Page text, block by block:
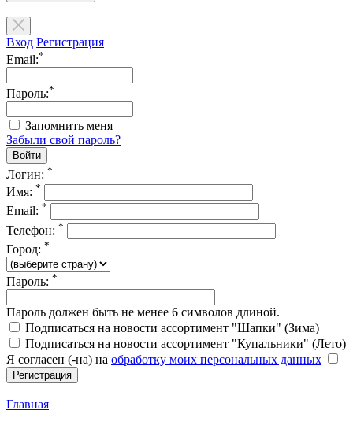
Вход Регистрация
Email:*
Пароль:*
Запомнить меня
Забыли свой пароль?
Логин: *
Имя: *
Email: *
Телефон: *
Город: *
Пароль: *
Пароль должен быть не менее 6 символов длиной.
Подписаться на новости ассортимент "Шапки" (Зима)
Подписаться на новости ассортимент "Купальники" (Лето)
Я согласен (-на) на обработку моих персональных данных
Главная